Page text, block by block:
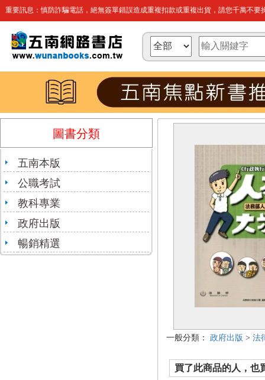
重要訊息：慎防詐騙電話，絕無簽單錯誤造成重複扣款或重複出貨，請您千萬不要
圖書分類
五南本版
公職考試
教科專業
政府出版
暢銷精選
一般分類： 政府出版 > 法
買了此商品的人，也